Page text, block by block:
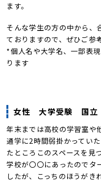
ます。
そんな学生の方の中から、
ておりますので、ぜひご参
*個人名や大学名、一部表
ります
女性 大学受験 国立
年末までは高校の学習室や
通学に2時間弱掛かってい
たところこのスペースを見
学校が〇〇にあったのでタ
したが、こっちのほうがき